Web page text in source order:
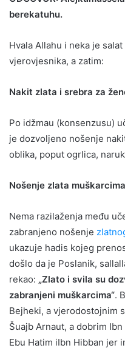
berekatuhu.
Hvala Allahu i neka je
vjerovjesnika, a zatim:
Nakit zlata i srebra za
Po idžmau (konsenzusu)
je dozvoljeno nošenje
oblika, poput ogrlica,
Nošenje zlata muškarcima
Nema razilaženja među
zabranjeno nošenje
ukazuje hadis kojeg
došlo da je Poslanik,
rekao: „Zlato i svila su
zabranjeni muškarcima“.
Bejheki, a vjerodostojnim
Šuajb Arnaut, a dobrim
Ebu Hatim iIbn Hibban jer